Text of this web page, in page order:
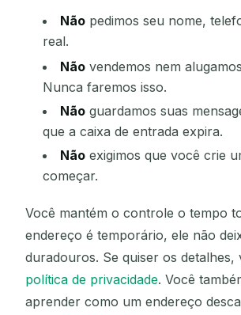
Não pedimos seu nome,
real.
Não vendemos nem
Nunca faremos isso.
Não guardamos suas
que a caixa de entrada expira.
Não exigimos que você crie
começar.
Você mantém o controle o tempo
endereço é temporário, ele não
duradouros. Se quiser os detalhes,
política de privacidade. Você
aprender como um endereço